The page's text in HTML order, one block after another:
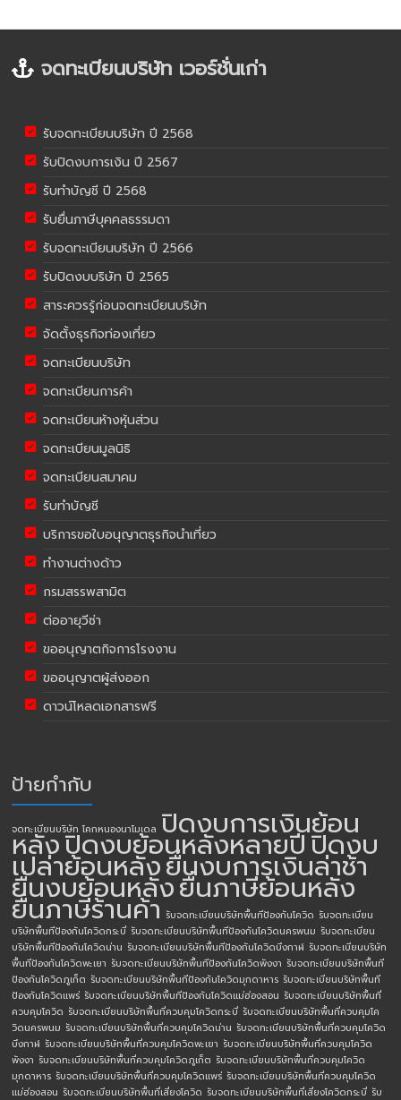
จดทะเบียนบริษัท เวอร์ชั่นเก่า
รับจดทะเบียนบริษัท ปี 2568
รับปิดงบการเงิน ปี 2567
รับทำบัญชี ปี 2568
รับยื่นภาษีบุคคลธรรมดา
รับจดทะเบียนบริษัท ปี 2566
รับปิดงบบริษัท ปี 2565
สาระควรรู้ก่อนจดทะเบียนบริษัท
จัดตั้งธุรกิจท่องเที่ยว
จดทะเบียนบริษัท
จดทะเบียนการค้า
จดทะเบียนห้างหุ้นส่วน
จดทะเบียนมูลนิธิ
จดทะเบียนสมาคม
รับทำบัญชี
บริการขอใบอนุญาตธุรกิจนำเที่ยว
ทำงานต่างด้าว
กรมสรรพสามิต
ต่ออายุวีซ่า
ขออนุญาตกิจการโรงงาน
ขออนุญาตผู้ส่งออก
ดาวน์โหลดเอกสารฟรี
ป้ายกำกับ
จดทะเบียนบริษัท โคกหนองนาโมเดล ปิดงบการเงินย้อน
หลังปิดงบย้อนหลังหลายปีปิดงบ
เปล่าย้อนหลังยื่นงบการเงินล่าช้า
ยื่นงบย้อนหลังยื่นภาษีย้อนหลัง
ยื่นภาษีร้านค้า รับจดทะเบียนบริษัทพื้นทีป้องกันโควิด รับจดทะเบียน
บริษัทพื้นทีป้องกันโควิดกระบี่ รับจดทะเบียนบริษัทพื้นทีป้องกันโควิดนครพนม รับจดทะเบียน
บริษัทพื้นทีป้องกันโควิดน่าน รับจดทะเบียนบริษัทพื้นทีป้องกันโควิดบึงกาฬ รับจดทะเบียนบริษัท
พื้นทีป้องกันโควิดพะเยา รับจดทะเบียนบริษัทพื้นทีป้องกันโควิดพังงา รับจดทะเบียนบริษัทพื้นที
ป้องกันโควิดภูเก็ต รับจดทะเบียนบริษัทพื้นทีป้องกันโควิดมุกดาหาร รับจดทะเบียนบริษัทพื้นที
ป้องกันโควิดแพร่ รับจดทะเบียนบริษัทพื้นทีป้องกันโควิดแม่ฮ่องสอน รับจดทะเบียนบริษัทพื้นที่
ควบคุมโควิด รับจดทะเบียนบริษัทพื้นที่ควบคุมโควิดกระบี่ รับจดทะเบียนบริษัทพื้นที่ควบคุมโค
วิดนครพนม รับจดทะเบียนบริษัทพื้นที่ควบคุมโควิดน่าน รับจดทะเบียนบริษัทพื้นที่ควบคุมโควิด
บึงกาฬ รับจดทะเบียนบริษัทพื้นที่ควบคุมโควิดพะเยา รับจดทะเบียนบริษัทพื้นที่ควบคุมโควิด
พังงา รับจดทะเบียนบริษัทพื้นที่ควบคุมโควิดภูเก็ต รับจดทะเบียนบริษัทพื้นที่ควบคุมโควิด
มุกดาหาร รับจดทะเบียนบริษัทพื้นที่ควบคุมโควิดแพร่ รับจดทะเบียนบริษัทพื้นที่ควบคุมโควิด
แม่ฮ่องสอน รับจดทะเบียนบริษัทพื้นที่เสี่ยงโควิด รับจดทะเบียนบริษัทพื้นที่เสี่ยงโควิดกระบี่ รับ